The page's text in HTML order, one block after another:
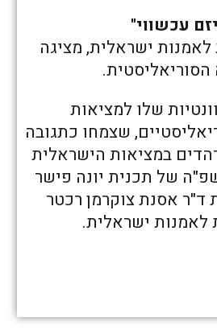
עכשווי"
לאמנות ישראלית, מציגה
שלו למציאות
שצמחו כתגובה
במציאות הישראלית
של תכנית יונה פישר
ד"ר אסנת צוקרמן רכטר
לאמנות ישראלית.